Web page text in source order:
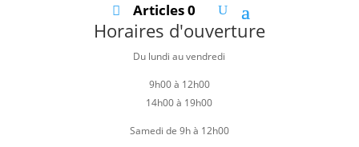
Articles 0
Horaires d'ouverture
Du lundi au vendredi
9h00 à 12h00
14h00 à 19h00
Samedi de 9h à 12h00